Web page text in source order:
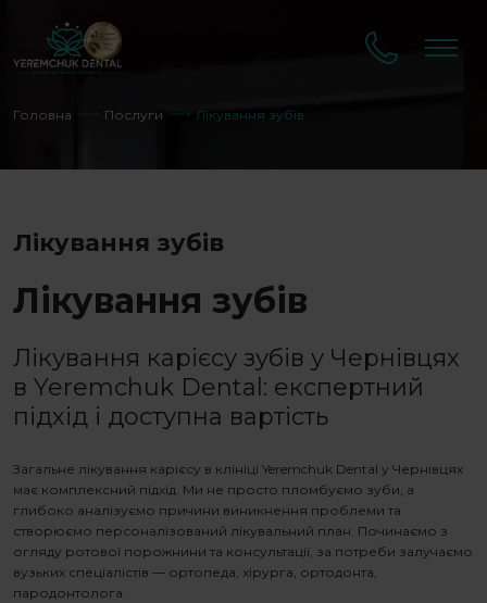
Головна Послуги Лікування зубів
Лікування зубів
Лікування зубів
Лікування карієсу зубів у Чернівцях
в Yeremchuk Dental: експертний
підхід і доступна вартість
Загальне лікування карієсу в клініці Yeremchuk Dental у Чернівцях
має комплексний підхід. Ми не просто пломбуємо зуби, а
глибоко аналізуємо причини виникнення проблеми та
створюємо персоналізований лікувальний план. Починаємо з
огляду ротової порожнини та консультації, за потреби залучаємо
вузьких спеціалістів — ортопеда, хірурга, ортодонта,
пародонтолога.